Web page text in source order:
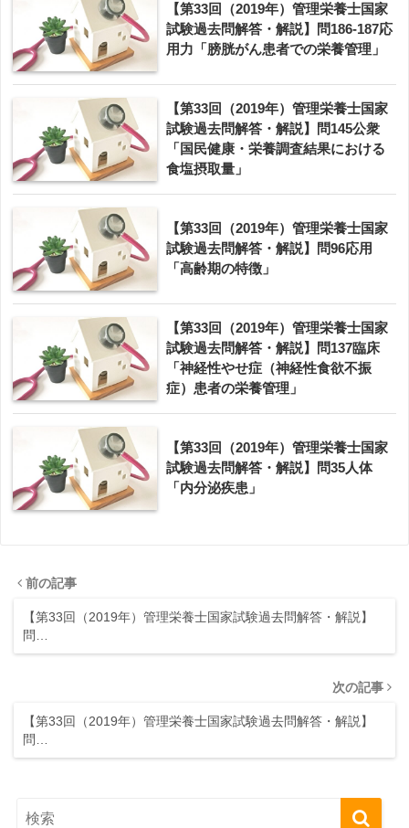
【第33回（2019年）管理栄養士国家
試験過去問解答・解説】問186-187応
用力「膀胱がん患者での栄養管理」
【第33回（2019年）管理栄養士国家
試験過去問解答・解説】問145公衆
「国民健康・栄養調査結果における
食塩摂取量」
【第33回（2019年）管理栄養士国家
試験過去問解答・解説】問96応用
「高齢期の特徴」
【第33回（2019年）管理栄養士国家
試験過去問解答・解説】問137臨床
「神経性やせ症（神経性食欲不振
症）患者の栄養管理」
【第33回（2019年）管理栄養士国家
試験過去問解答・解説】問35人体
「内分泌疾患」
前の記事
【第33回（2019年）管理栄養士国家試験過去問解答・解説】
問…
次の記事
【第33回（2019年）管理栄養士国家試験過去問解答・解説】
問…